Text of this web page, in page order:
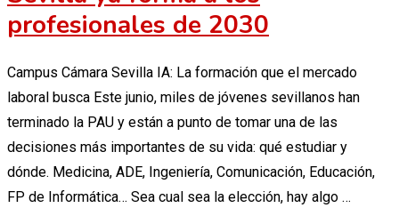
profesionales de 2030
Campus Cámara Sevilla IA: La formación que el mercado
laboral busca Este junio, miles de jóvenes sevillanos han
terminado la PAU y están a punto de tomar una de las
decisiones más importantes de su vida: qué estudiar y
dónde. Medicina, ADE, Ingeniería, Comunicación, Educación,
FP de Informática… Sea cual sea la elección, hay algo …